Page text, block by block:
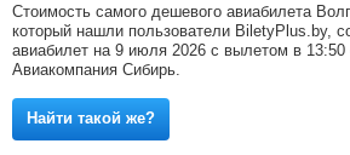
Стоимость самого дешевого авиабилета
который нашли пользователи BiletyPlus.by,
авиабилет на 9 июля 2026 с вылетом в 13:50
Авиакомпания Сибирь.
Найти такой же?